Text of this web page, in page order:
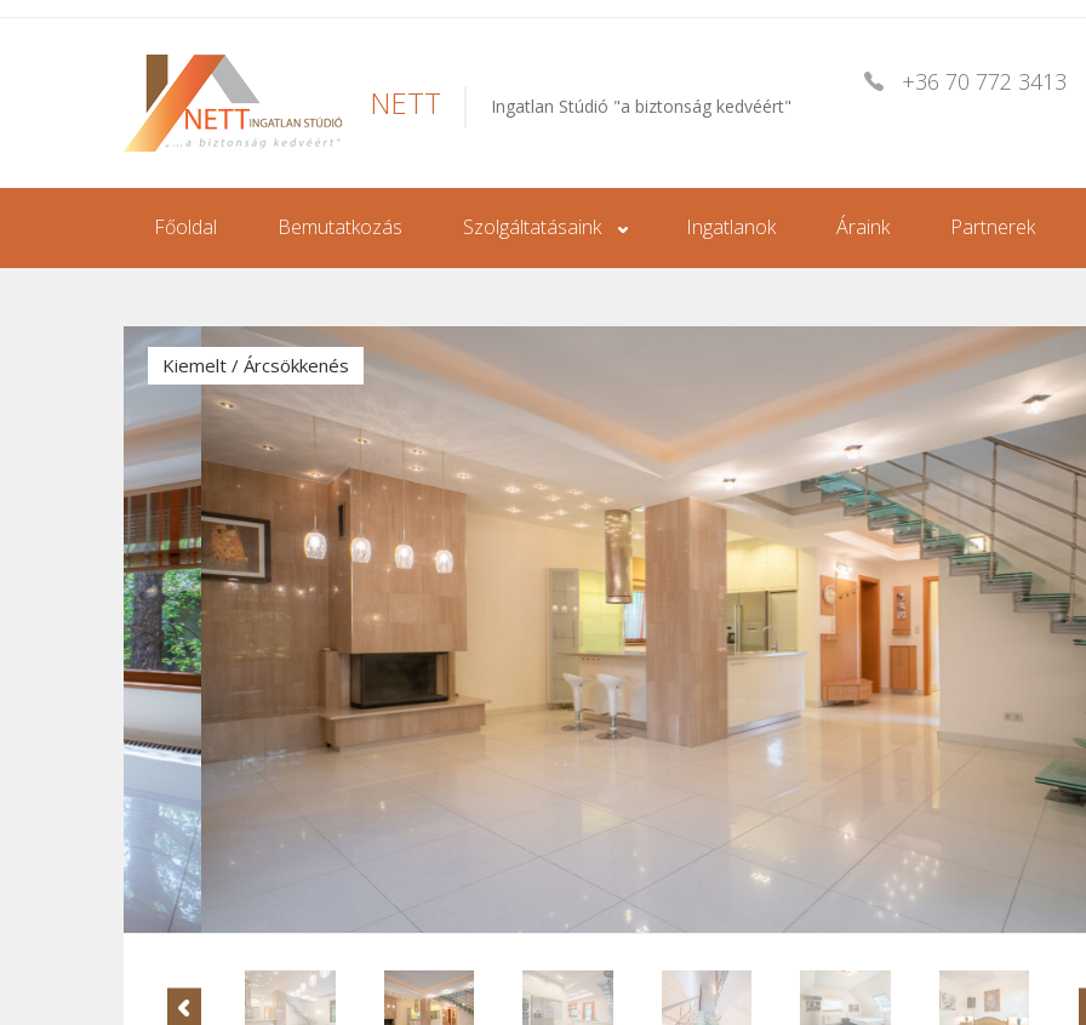
NETT Ingatlan Stúdió "a biztonság kedvéért"
+36 70 772 3413
Főoldal Bemutatkozás Szolgáltatásaink Ingatlanok Áraink Partnerek
Kiemelt / Árcsökkenés